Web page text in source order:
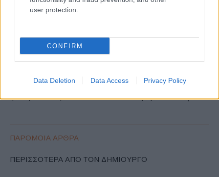
user protection.
CONFIRM
Data Deletion Data Access Privacy Policy
Honda e:Ny1, ένα αμιγώς
ηλεκτρικό compact SUV
Volvo EX30, μικρό σε μέγεθος
μεγάλο σε ασφάλεια
ΠΑΡΟΜΟΙΑ ΑΡΘΡΑ
ΠΕΡΙΣΣΟΤΕΡΑ ΑΠΟ ΤΟΝ ΔΗΜΙΟΥΡΓΟ